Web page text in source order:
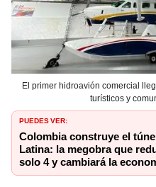
El primer hidroavión comercial
turísticos y
PUEDES VER:
Colombia construye el
Latina: la megobra que
solo 4 y cambiará la